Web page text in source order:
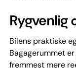
Rygvenlig
Bilens praktiske
Bagagerummet
fremmest mere